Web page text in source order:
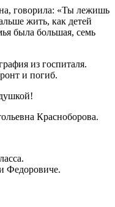
говорила: «Ты лежишь
жить, как детей
была большая, семь
из госпиталя.
и погиб.
Красноборова.
Федоровиче.